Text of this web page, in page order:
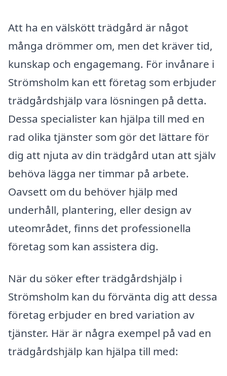
Att ha en välskött trädgård är något
många drömmer om, men det kräver tid,
kunskap och engagemang. För invånare i
Strömsholm kan ett företag som erbjuder
trädgårdshjälp vara lösningen på detta.
Dessa specialister kan hjälpa till med en
rad olika tjänster som gör det lättare för
dig att njuta av din trädgård utan att själv
behöva lägga ner timmar på arbete.
Oavsett om du behöver hjälp med
underhåll, plantering, eller design av
uteområdet, finns det professionella
företag som kan assistera dig.
När du söker efter trädgårdshjälp i
Strömsholm kan du förvänta dig att dessa
företag erbjuder en bred variation av
tjänster. Här är några exempel på vad en
trädgårdshjälp kan hjälpa till med: